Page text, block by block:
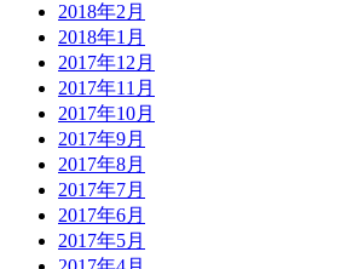
2018年2月
2018年1月
2017年12月
2017年11月
2017年10月
2017年9月
2017年8月
2017年7月
2017年6月
2017年5月